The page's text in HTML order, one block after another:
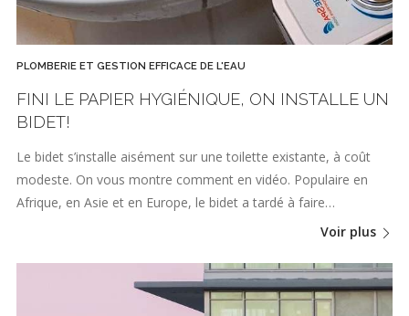
PLOMBERIE ET GESTION EFFICACE DE L'EAU
FINI LE PAPIER HYGIÉNIQUE, ON INSTALLE UN
BIDET!
Le bidet s’installe aisément sur une toilette existante, à coût
modeste. On vous montre comment en vidéo. Populaire en
Afrique, en Asie et en Europe, le bidet a tardé à faire…
Voir plus